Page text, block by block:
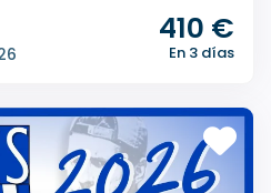
410 €
En 3 días